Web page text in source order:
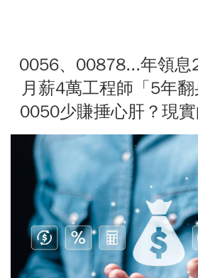
0056、00878...年領息
月薪4萬工程師「5年
0050少賺捶心肝？現